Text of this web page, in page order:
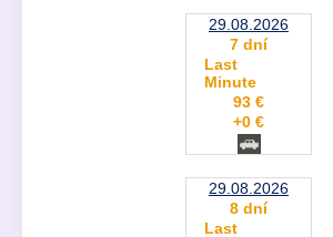
29.08.2026
7 dní
Last
Minute
93 €
+0 €
29.08.2026
8 dní
Last